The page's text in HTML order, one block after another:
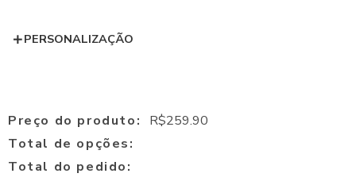
PERSONALIZAÇÃO
Preço do produto: R$259.90
Total de opções:
Total do pedido: